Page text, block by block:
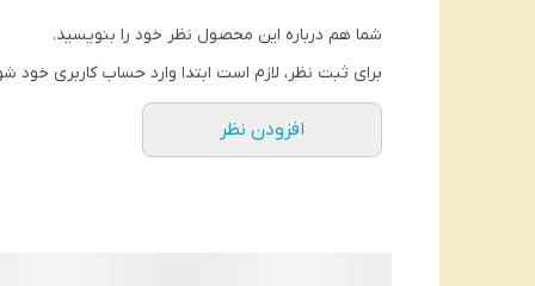
شما هم درباره این محصول نظر خود را بنویسید.
برای ثبت نظر، لازم است ابتدا وارد حساب کاربری خود
افزودن نظر